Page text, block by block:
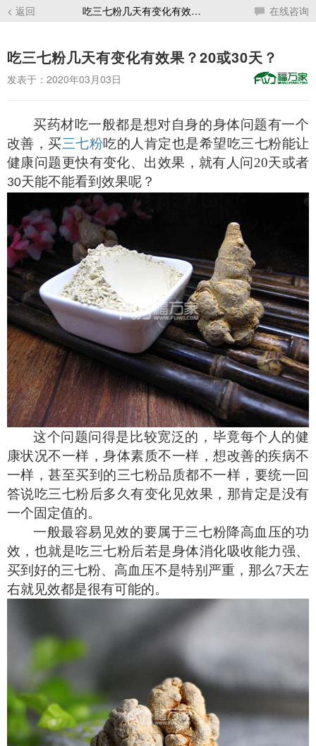
< 返回 吃三七粉几天有变化有效果？20或30天？ 在线咨询
吃三七粉几天有变化有效果？20或30天？
发表于：2020年03月03日
买药材吃一般都是想对自身的身体问题有一个
改善，买三七粉吃的人肯定也是希望吃三七粉能让
健康问题更快有变化、出效果，就有人问 20天或者
30天能不能看到效果呢？
这个问题问得是比较宽泛的，毕竟每个人的健
康状况不一样，身体素质不一样，想改善的疾病不
一样，甚至买到的三七粉品质都不一样，要统一回
答说吃三七粉后多久有变化见效果，那肯定是没有
一个固定值的。
一般最容易见效的要属于三七粉降高血压的功
效，也就是吃三七粉后若是身体消化吸收能力强、
买到好的三七粉、高血压不是特别严重，那么7天左
右就见效都是很有可能的。